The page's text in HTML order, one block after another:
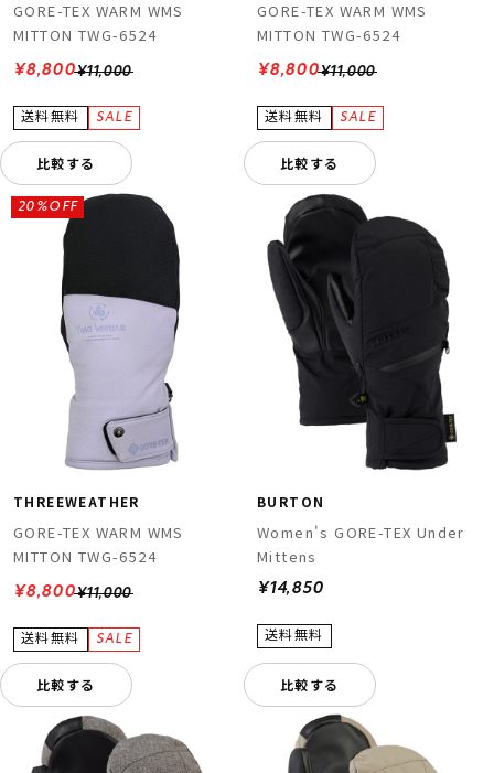
GORE-TEX WARM WMS
MITTON TWG-6524
¥11,000
¥8,800
比較する
GORE-TEX WARM WMS
MITTON TWG-6524
¥11,000
¥8,800
比較する
THREEWEATHER
GORE-TEX WARM WMS
MITTON TWG-6524
¥11,000
20%OFF
¥8,800
比較する
BURTON
Women's GORE-TEX Under
Mittens
¥14,850
比較する